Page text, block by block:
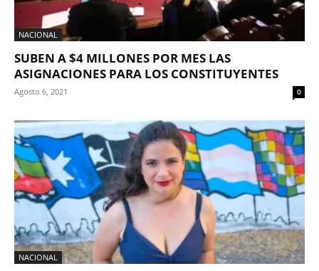
NACIONAL
SUBEN A $4 MILLONES POR MES LAS
ASIGNACIONES PARA LOS CONSTITUYENTES
Agosto 6, 2021 0
NACIONAL